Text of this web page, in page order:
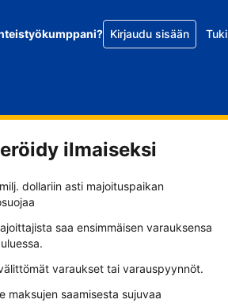
Kirjaudu sisään Tuki
ilmaiseksi
dollariin asti majoituspaikan
saa ensimmäisen varauksensa
varaukset tai varauspyynnöt.
maksujen saamisesta sujuvaa